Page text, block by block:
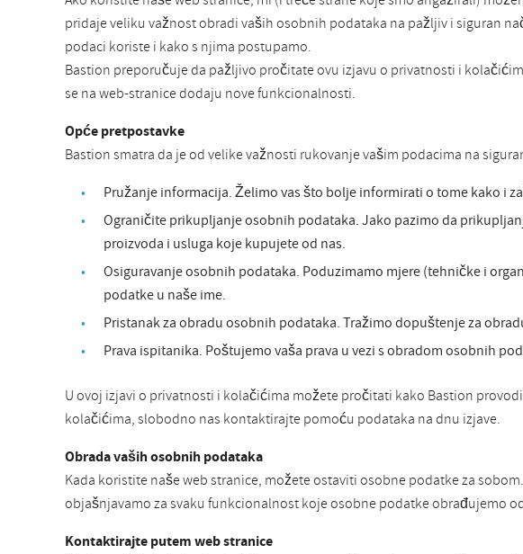
pridaje veliku važnost obradi vaših osobnih podataka na pažljiv i siguran
podaci koriste i kako s njima postupamo.
Bastion preporučuje da pažljivo pročitate ovu izjavu o privatnosti i
se na web-stranice dodaju nove funkcionalnosti.
Opće pretpostavke
Bastion smatra da je od velike važnosti rukovanje vašim podacima na
Pružanje informacija. Želimo vas što bolje informirati o tome kako i
Ograničite prikupljanje osobnih podataka. Jako pazimo da
proizvoda i usluga koje kupujete od nas.
Osiguravanje osobnih podataka. Poduzimamo mjere (tehničke i
podatke u naše ime.
Pristanak za obradu osobnih podataka. Tražimo dopuštenje za
Prava ispitanika. Poštujemo vaša prava u vezi s obradom osobnih
U ovoj izjavi o privatnosti i kolačićima možete pročitati kako Bastion
kolačićima, slobodno nas kontaktirajte pomoću podataka na dnu izjave.
Obrada vaših osobnih podataka
Kada koristite naše web stranice, možete ostaviti osobne podatke za
objašnjavamo za svaku funkcionalnost koje osobne podatke obrađujemo
Kontaktirajte putem web stranice